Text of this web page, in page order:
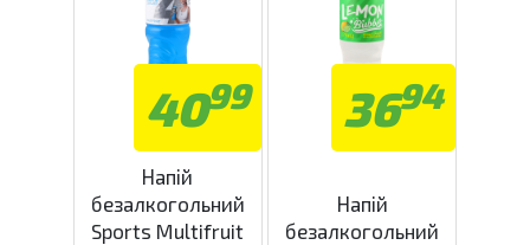
4099
Напій
безалкогольний
Sports Multifruit
3694
Напій
безалкогольний